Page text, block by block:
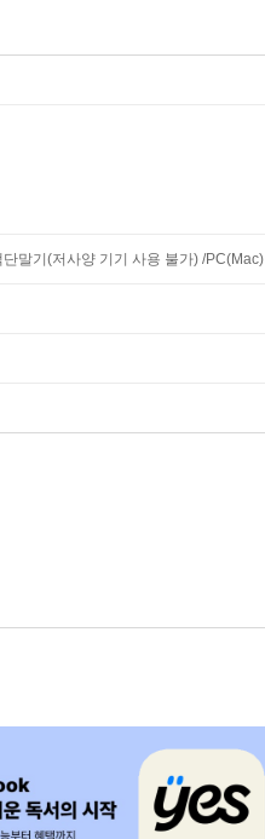
말기(저사양 기기 사용 불가) /PC(Mac)